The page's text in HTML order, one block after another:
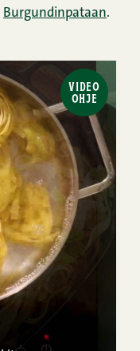
Burgundinpataan.
VIDEO
OHJE